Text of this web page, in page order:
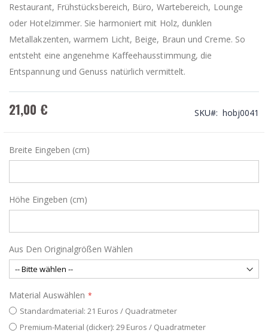
Restaurant, Frühstücksbereich, Büro, Wartebereich, Lounge
oder Hotelzimmer. Sie harmoniert mit Holz, dunklen
Metallakzenten, warmem Licht, Beige, Braun und Creme. So
entsteht eine angenehme Kaffeehausstimmung, die
Entspannung und Genuss natürlich vermittelt.
21,00 € SKU hobj0041
Breite Eingeben (cm)
Höhe Eingeben (cm)
Aus Den Originalgrößen Wählen
Material Auswählen
Standardmaterial: 21 Euros / Quadratmeter
Premium-Material (dicker): 29 Euros / Quadratmeter